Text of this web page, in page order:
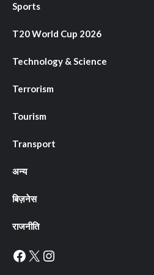
Sports
T20 World Cup 2026
Technology & Science
Terrorism
Tourism
Transport
अन्य
बिज़नेस
राजनीति
Facebook
X Instagram